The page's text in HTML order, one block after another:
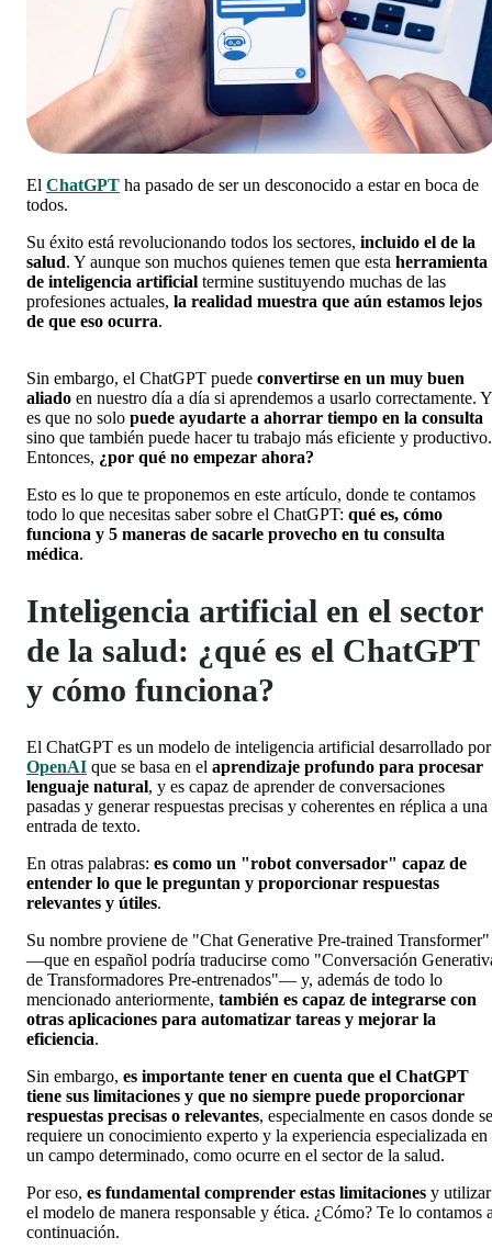
El ChatGPT ha pasado de ser un desconocido a estar en boca de
todos.
Su éxito está revolucionando todos los sectores, incluido el de la
salud. Y aunque son muchos quienes temen que esta herramienta
de inteligencia artificial termine sustituyendo muchas de las
profesiones actuales, la realidad muestra que aún estamos lejos
de que eso ocurra.
Sin embargo, el ChatGPT puede convertirse en un muy buen
aliado en nuestro día a día si aprendemos a usarlo correctamente. Y
es que no solo puede ayudarte a ahorrar tiempo en la consulta
sino que también puede hacer tu trabajo más eficiente y productivo.
Entonces, ¿por qué no empezar ahora?
Esto es lo que te proponemos en este artículo, donde te contamos
todo lo que necesitas saber sobre el ChatGPT: qué es, cómo
funciona y 5 maneras de sacarle provecho en tu consulta
médica.
Inteligencia artificial en el sector
de la salud: ¿qué es el ChatGPT
y cómo funciona?
El ChatGPT es un modelo de inteligencia artificial desarrollado por
OpenAI que se basa en el aprendizaje profundo para procesar
lenguaje natural, y es capaz de aprender de conversaciones
pasadas y generar respuestas precisas y coherentes en réplica a una
entrada de texto.
En otras palabras: es como un "robot conversador" capaz de
entender lo que le preguntan y proporcionar respuestas
relevantes y útiles.
Su nombre proviene de "Chat Generative Pre-trained Transformer"
—que en español podría traducirse como "Conversación
de Transformadores Pre-entrenados"— y, además de todo lo
mencionado anteriormente, también es capaz de integrarse con
otras aplicaciones para automatizar tareas y mejorar la
eficiencia.
Sin embargo, es importante tener en cuenta que el ChatGPT
tiene sus limitaciones y que no siempre puede proporcionar
respuestas precisas o relevantes, especialmente en casos donde se
requiere un conocimiento experto y la experiencia especializada en
un campo determinado, como ocurre en el sector de la salud.
Por eso, es fundamental comprender estas limitaciones y utilizar
el modelo de manera responsable y ética. ¿Cómo? Te lo contamos
continuación.